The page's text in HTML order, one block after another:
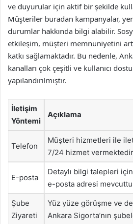
ve duyurular için aktif bir şekilde
Müşteriler buradan kampanyalar,
durumlar hakkında bilgi alabilir.
etkileşim, müşteri memnuniyetini
katkı sağlamaktadır. Bu nedenle,
kanalları çok çeşitli ve kullanıcı
yapılandırılmıştır.
İletişim
Yöntemi
Açıklama
Telefon
Müşteri hizmetleri ile
7/24 hizmet
E-posta
Detaylı bilgi talepleri
e-posta adresi
Şube
Ziyareti
Yüz yüze görüşme ve
Ankara Sigorta’nın